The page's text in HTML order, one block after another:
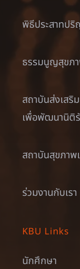
พิธีประสาทป
ธรรมนูญสุขภ
สถาบันส่งเสริ
เพื่อพัฒนานิติ
สถาบันสุขภาพ
ร่วมงานกับเรา
KBU Links
นักศึกษา